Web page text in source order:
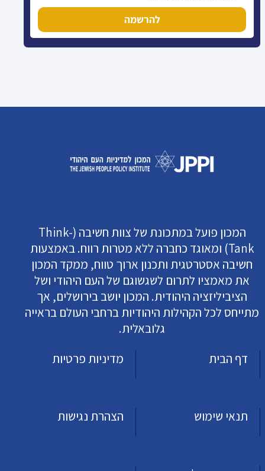
להרשמה
המכון פועל במתכונת של צוות חשיבה (Think-
Tank) ומאוגד כחברה ללא מטרות רווח. באמצעות
חשיבה אסטרטגית ותכנון ארוך טווח, ממקד המכון
את מאמציו לתרום לשגשוגם של העם היהודי ושל
הציביליזציה היהודית. המכון יושב בירושלים, אך
מתייחס לכל הקהילות היהודיות ברחבי העולם בראייה
גלובאלית.
דף הבית
מדיניות פרטיות
תנאי שימוש הצהרת נגישות